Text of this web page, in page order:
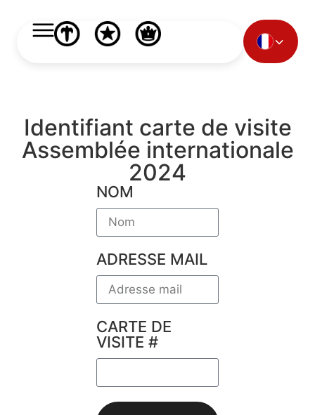
Identifiant carte de visite
Assemblée internationale
2024
NOM
ADRESSE MAIL
CARTE DE
VISITE #